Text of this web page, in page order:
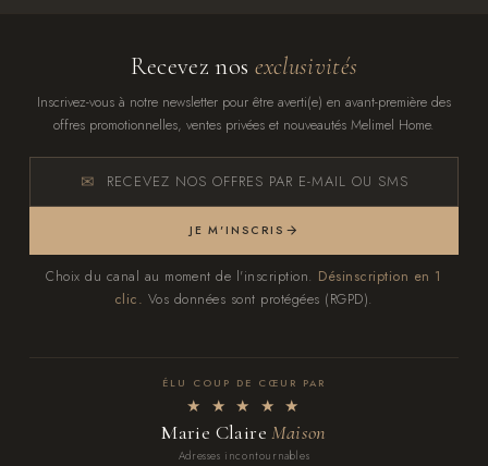
Recevez nos exclusivités
Inscrivez-vous à notre newsletter pour être averti(e) en avant-première des
offres promotionnelles, ventes privées et nouveautés Melimel Home.
RECEVEZ NOS OFFRES PAR E-MAIL OU SMS
JE M'INSCRIS
Choix du canal au moment de l'inscription. Désinscription en 1
clic. Vos données sont protégées (RGPD).
ÉLU COUP DE CŒUR PAR
★ ★ ★ ★ ★
Marie ClaireMaison
Adresses incontournables